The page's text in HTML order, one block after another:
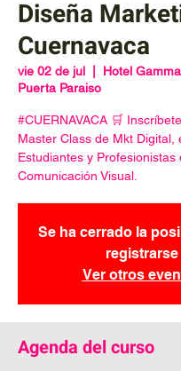
Diseña
Cuernavaca
vie 02 de jul
  |
Hotel
Puerta Paraiso
#CUERNAVACA 🛒
Master Class de Mkt Digital,
Estudiantes y Profesionistas
Comunicación Visual.
Se ha cerrado la
registrarse
Ver otros
Agenda del curso